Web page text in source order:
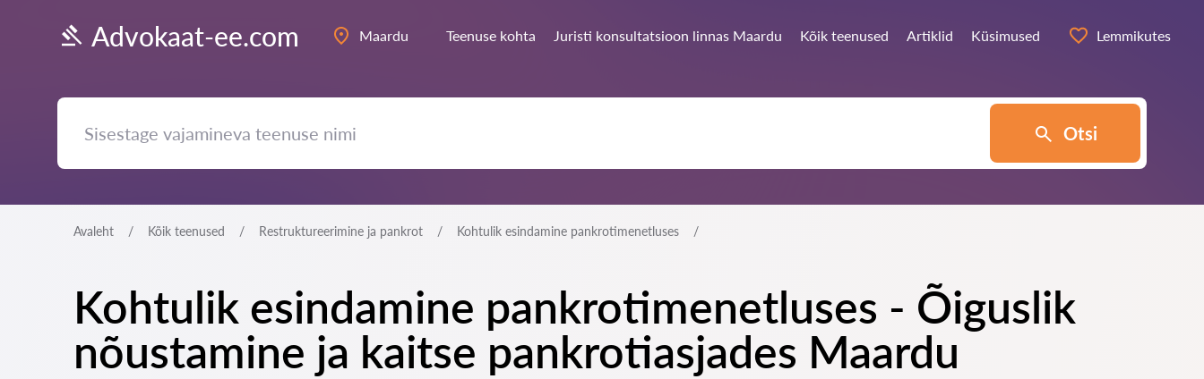
Advokaat-ee.com Maardu Teenuse kohta Juristi konsultatsioon linnas Maardu Kõik teenused Artiklid Küsimused Lemmikutes
Otsi
Avaleht Kõik teenused Restruktureerimine ja pankrot Kohtulik esindamine pankrotimenetluses
Kohtulik esindamine pankrotimenetluses - Õiguslik
nõustamine ja kaitse pankrotiasjades Maardu